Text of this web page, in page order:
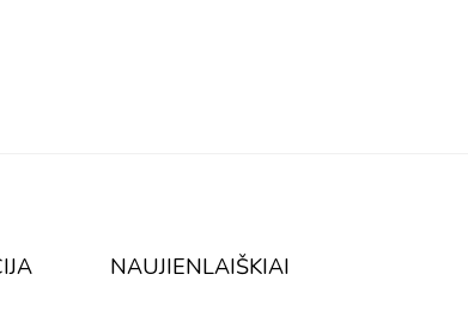
NAUJIENLAIŠKIAI